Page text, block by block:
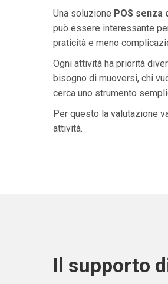
Una soluzione POS
può essere interessante
praticità e meno
Ogni attività ha priorità
bisogno di muoversi, chi
cerca uno strumento
Per questo la valutazione
attività.
Il supporto